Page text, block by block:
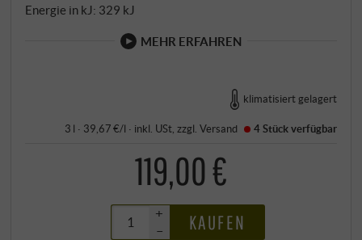
Energie in kJ: 329 kJ
MEHR ERFAHREN
klimatisiert gelagert
3 l · 39,67 €/l · inkl. USt , zzgl.Versand 4 Stückverfügbar
119,00 €
+
–
KAUFEN